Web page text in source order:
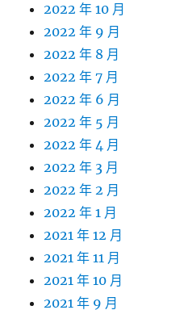
2022 年 10 月
2022 年 9 月
2022 年 8 月
2022 年 7 月
2022 年 6 月
2022 年 5 月
2022 年 4 月
2022 年 3 月
2022 年 2 月
2022 年 1 月
2021 年 12 月
2021 年 11 月
2021 年 10 月
2021 年 9 月